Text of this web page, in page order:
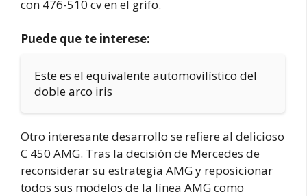
con 476-510 cv en el grifo.
Puede que te interese:
Este es el equivalente automovilístico del
doble arco iris
Otro interesante desarrollo se refiere al delicioso
C 450 AMG. Tras la decisión de Mercedes de
reconsiderar su estrategia AMG y reposicionar
todos sus modelos de la línea AMG como